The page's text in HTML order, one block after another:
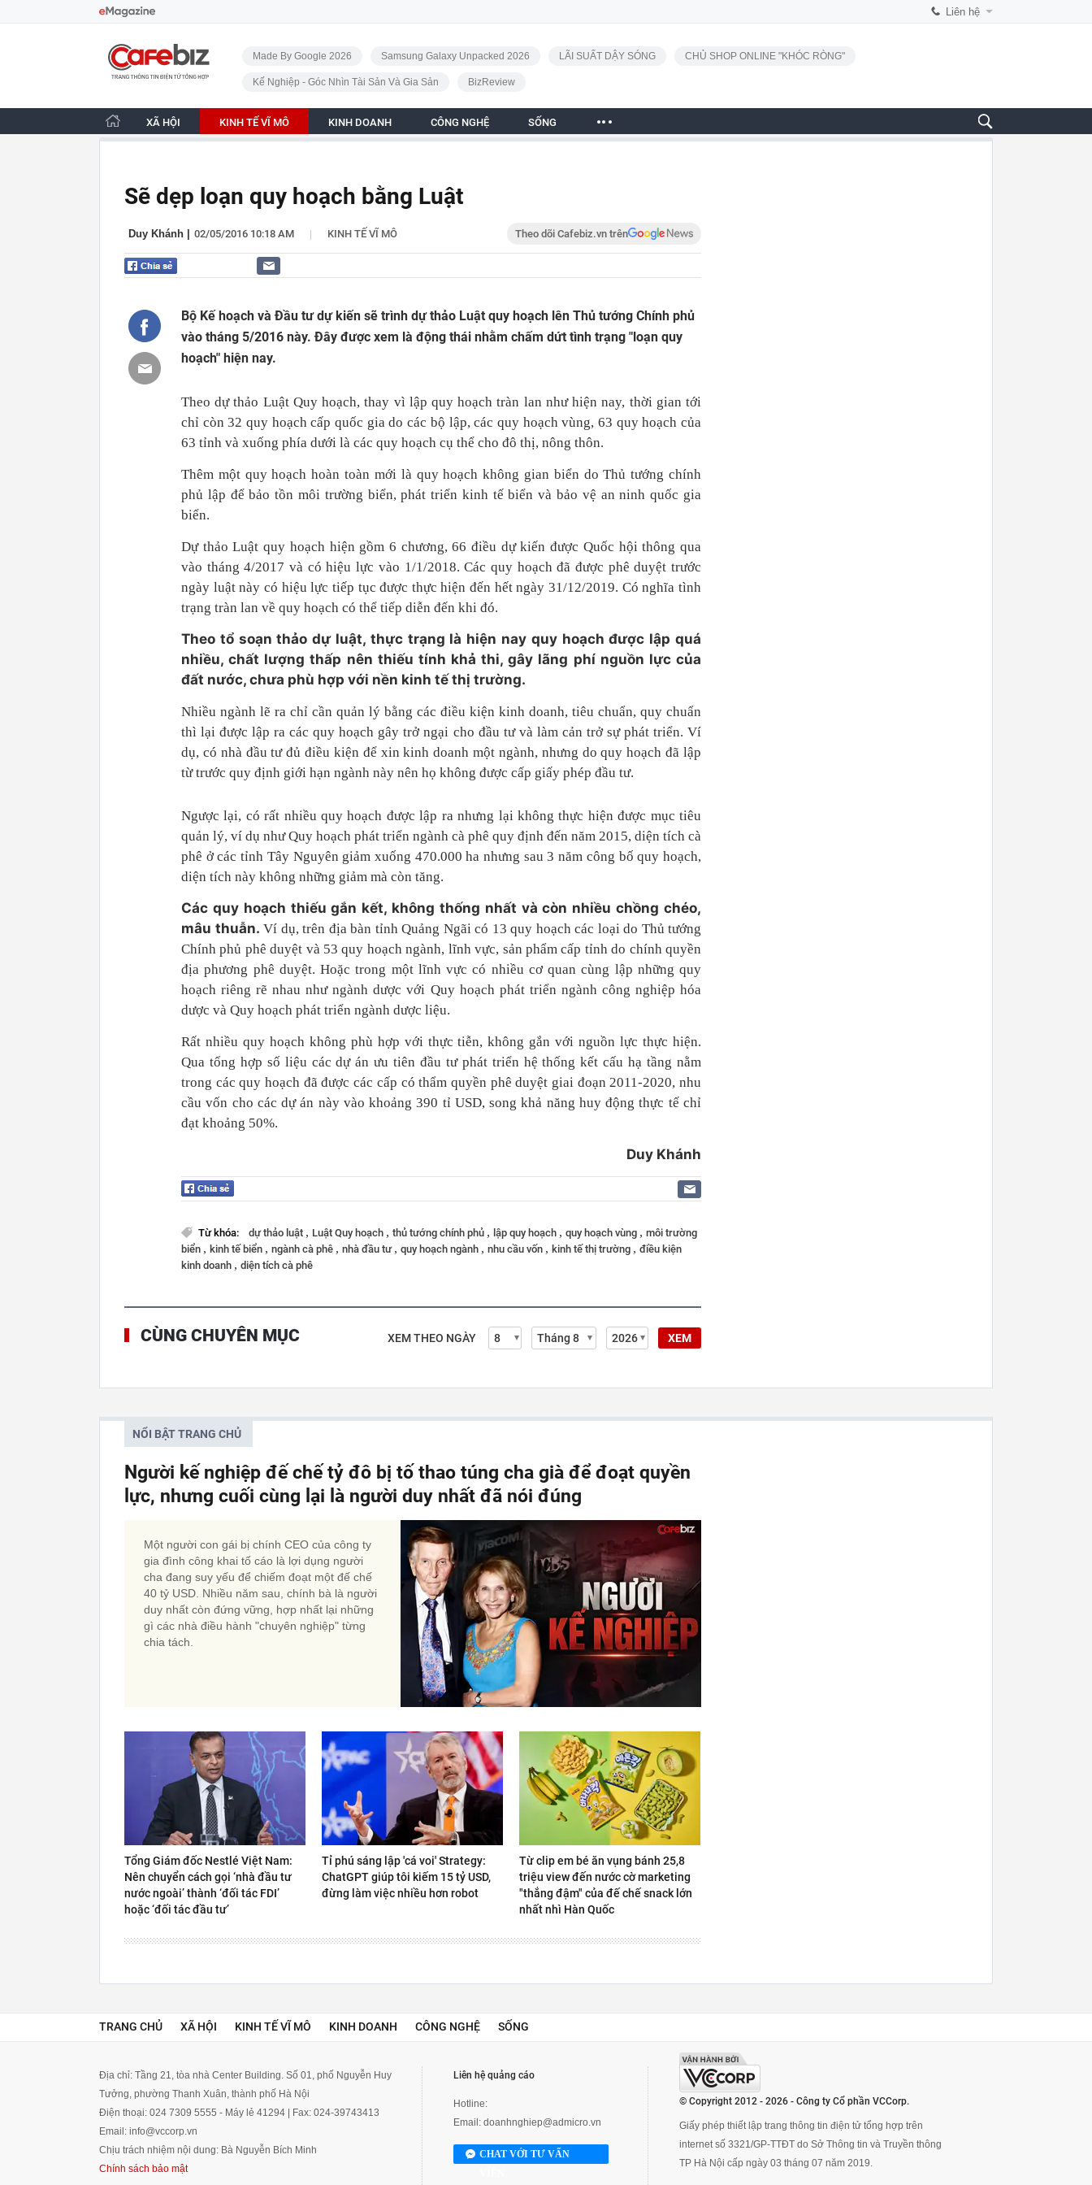
Liên hệ
CafeBiz - Trang chủ
Made By Google 2026 Samsung Galaxy Unpacked 2026 LÃI SUẤT DẬY SÓNG CHỦ SHOP ONLINE "KHÓC RÒNG"
Kế Nghiệp - Góc Nhìn Tài Sản Và Gia Sản BizReview
XÃ HỘI KINH TẾ VĨ MÔ KINH DOANH CÔNG NGHỆ SỐNG
Sẽ dẹp loạn quy hoạch bằng Luật
Duy Khánh 02/05/2016 10:18 AM | KINH TẾ VĨ MÔ Theo dõi Cafebiz.vn trên
Bộ Kế hoạch và Đầu tư dự kiến sẽ trình dự thảo Luật quy hoạch lên Thủ tướng Chính phủ
vào tháng 5/2016 này. Đây được xem là động thái nhằm chấm dứt tình trạng "loạn quy
hoạch" hiện nay.
Theo dự thảo Luật Quy hoạch, thay vì lập quy hoạch tràn lan như hiện nay, thời gian tới
chỉ còn 32 quy hoạch cấp quốc gia do các bộ lập, các quy hoạch vùng, 63 quy hoạch của
63 tỉnh và xuống phía dưới là các quy hoạch cụ thể cho đô thị, nông thôn.
Thêm một quy hoạch hoàn toàn mới là quy hoạch không gian biển do Thủ tướng chính
phủ lập để bảo tồn môi trường biển, phát triển kinh tế biển và bảo vệ an ninh quốc gia
biển.
Dự thảo Luật quy hoạch hiện gồm 6 chương, 66 điều dự kiến được Quốc hội thông qua
vào tháng 4/2017 và có hiệu lực vào 1/1/2018. Các quy hoạch đã được phê duyệt trước
ngày luật này có hiệu lực tiếp tục được thực hiện đến hết ngày 31/12/2019. Có nghĩa tình
trạng tràn lan về quy hoạch có thể tiếp diễn đến khi đó.
Theo tổ soạn thảo dự luật, thực trạng là hiện nay quy hoạch được lập quá
nhiều, chất lượng thấp nên thiếu tính khả thi, gây lãng phí nguồn lực của
đất nước, chưa phù hợp với nền kinh tế thị trường.
Nhiều ngành lẽ ra chỉ cần quản lý bằng các điều kiện kinh doanh, tiêu chuẩn, quy chuẩn
thì lại được lập ra các quy hoạch gây trở ngại cho đầu tư và làm cản trở sự phát triển. Ví
dụ, có nhà đầu tư đủ điều kiện để xin kinh doanh một ngành, nhưng do quy hoạch đã lập
từ trước quy định giới hạn ngành này nên họ không được cấp giấy phép đầu tư.
Ngược lại, có rất nhiều quy hoạch được lập ra nhưng lại không thực hiện được mục tiêu
quản lý, ví dụ như Quy hoạch phát triển ngành cà phê quy định đến năm 2015, diện tích cà
phê ở các tỉnh Tây Nguyên giảm xuống 470.000 ha nhưng sau 3 năm công bố quy hoạch,
diện tích này không những giảm mà còn tăng.
Các quy hoạch thiếu gắn kết, không thống nhất và còn nhiều chồng chéo,
mâu thuẫn. Ví dụ, trên địa bàn tỉnh Quảng Ngãi có 13 quy hoạch các loại do Thủ tướng
Chính phủ phê duyệt và 53 quy hoạch ngành, lĩnh vực, sản phẩm cấp tỉnh do chính quyền
địa phương phê duyệt. Hoặc trong một lĩnh vực có nhiều cơ quan cùng lập những quy
hoạch riêng rẽ nhau như ngành dược với Quy hoạch phát triển ngành công nghiệp hóa
dược và Quy hoạch phát triển ngành dược liệu.
Rất nhiều quy hoạch không phù hợp với thực tiễn, không gắn với nguồn lực thực hiện.
Qua tổng hợp số liệu các dự án ưu tiên đầu tư phát triển hệ thống kết cấu hạ tầng nằm
trong các quy hoạch đã được các cấp có thẩm quyền phê duyệt giai đoạn 2011-2020, nhu
cầu vốn cho các dự án này vào khoảng 390 tỉ USD, song khả năng huy động thực tế chỉ
đạt khoảng 50%.
Duy Khánh
Từ khóa: dự thảo luật , Luật Quy hoạch , thủ tướng chính phủ , lập quy hoạch , quy hoạch vùng , môi trường
biển , kinh tế biển , ngành cà phê , nhà đầu tư , quy hoạch ngành , nhu cầu vốn , kinh tế thị trường , điều kiện
kinh doanh , diện tích cà phê
CÙNG CHUYÊN MỤC XEM THEO NGÀY XEM
NỔI BẬT TRANG CHỦ
Người kế nghiệp đế chế tỷ đô bị tố thao túng cha già để đoạt quyền
lực, nhưng cuối cùng lại là người duy nhất đã nói đúng
Một người con gái bị chính CEO của công ty
gia đình công khai tố cáo là lợi dụng người
cha đang suy yếu để chiếm đoạt một đế chế
40 tỷ USD. Nhiều năm sau, chính bà là người
duy nhất còn đứng vững, hợp nhất lại những
gì các nhà điều hành "chuyên nghiệp" từng
chia tách.
Tổng Giám đốc Nestlé Việt Nam:
Nên chuyển cách gọi ‘nhà đầu tư
nước ngoài’ thành ‘đối tác FDI’
hoặc ‘đối tác đầu tư’
Tỉ phú sáng lập 'cá voi' Strategy:
ChatGPT giúp tôi kiếm 15 tỷ USD,
đừng làm việc nhiều hơn robot
Từ clip em bé ăn vụng bánh 25,8
triệu view đến nước cờ marketing
"thắng đậm" của đế chế snack lớn
nhất nhì Hàn Quốc
TRANG CHỦ XÃ HỘI KINH TẾ VĨ MÔ KINH DOANH CÔNG NGHỆ SỐNG
Địa chỉ: Tầng 21, tòa nhà Center Building. Số 01, phố Nguyễn Huy
Tưởng, phường Thanh Xuân, thành phố Hà Nội
Điện thoại: 024 7309 5555 - Máy lẻ 41294 | Fax: 024-39743413
Email: info@vccorp.vn
Chịu trách nhiệm nội dung: Bà Nguyễn Bích Minh
Chính sách bảo mật
Liên hệ quảng cáo
Hotline:
Email: doanhnghiep@admicro.vn
CHAT VỚI TƯ VẤN
© Copyright 2012 - 2026 - Công ty Cổ phần VCCorp.
Giấy phép thiết lập trang thông tin điện tử tổng hợp trên
internet số 3321/GP-TTĐT do Sở Thông tin và Truyền thông
TP Hà Nội cấp ngày 03 tháng 07 năm 2019.